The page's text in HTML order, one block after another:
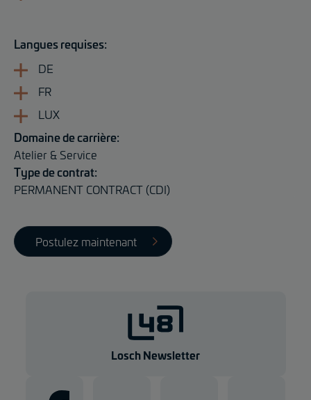
Langues requises:
DE
FR
LUX
Domaine de carrière:
Atelier & Service
Type de contrat:
PERMANENT CONTRACT (CDI)
Postulez maintenant
Losch Newsletter